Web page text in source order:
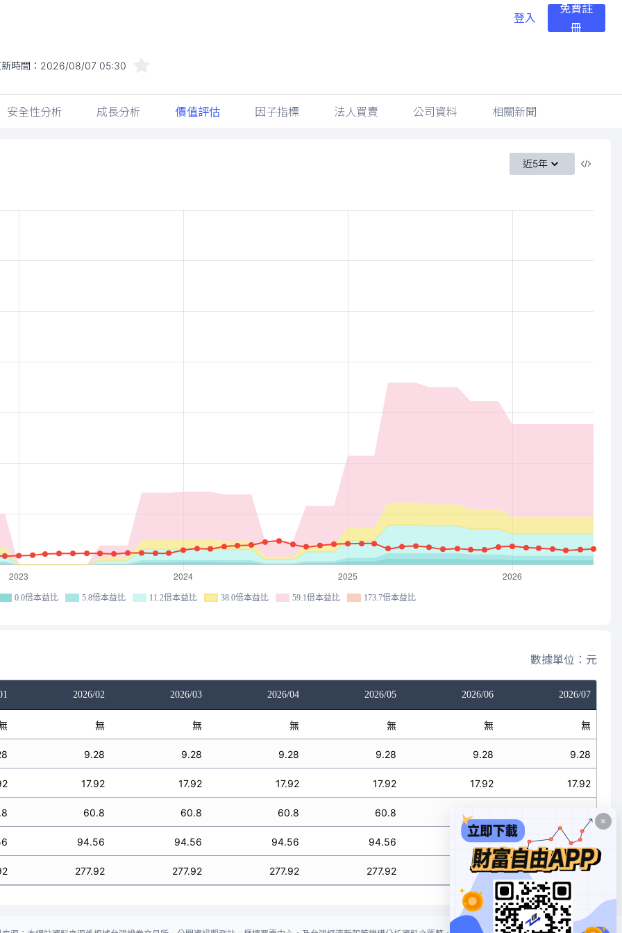
登入
免費註
冊
時間： 2026/08/07 05:30
安全性分析 成長分析 價值評估 因子指標 法人買賣 公司資料 相關新聞
近5年
0.0倍本益比 5.8倍本益比 11.2倍本益比 38.0倍本益比 59.1倍本益比 173.7倍本益比
數據單位：元
2026/02 2026/03 2026/04 2026/05 2026/06 2026/07
無 無 無 無 無 無
9.28 9.28 9.28 9.28 9.28 9.28
17.92 17.92 17.92 17.92 17.92 17.92
60.8 60.8 60.8 60.8 60.8
94.56 94.56 94.56 94.56 94.56 94.56
277.92 277.92 277.92 277.92 277.92 277.92